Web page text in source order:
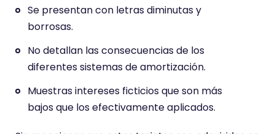
Se presentan con letras diminutas y
borrosas.
No detallan las consecuencias de los
diferentes sistemas de amortización.
Muestras intereses ficticios que son más
bajos que los efectivamente aplicados.